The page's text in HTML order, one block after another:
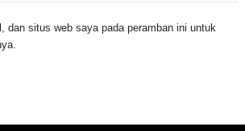
dan situs web saya pada peramban ini untuk